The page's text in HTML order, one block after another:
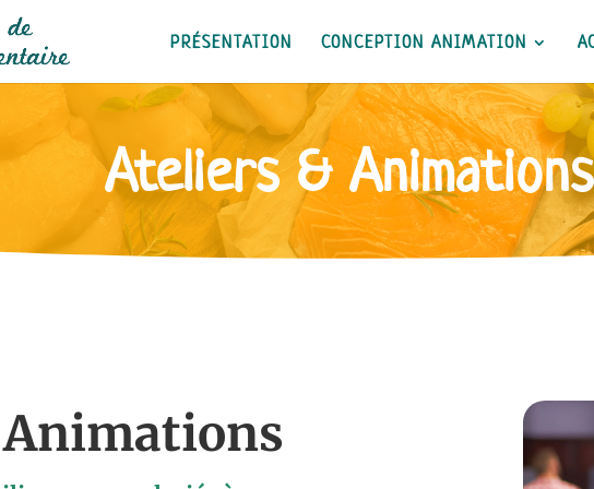
PRÉSENTATION CONCEPTION ANIMATION
Ateliers & Animations